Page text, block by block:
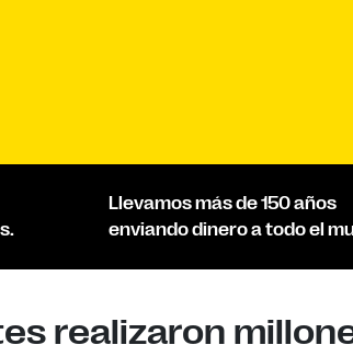
Llevamos más de 150 años
enviando dinero a todo el
realizaron